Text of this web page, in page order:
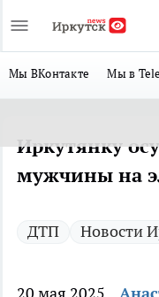
Мы ВКонтакте Мы в
Иркутянку
мужчины на
ДТП Новости